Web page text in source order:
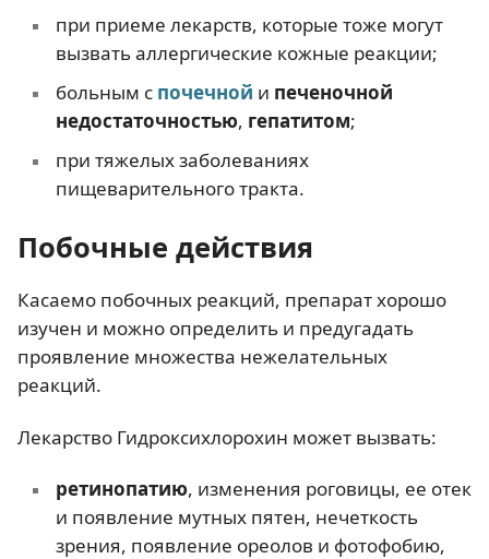
при приеме лекарств, которые тоже могут
вызвать аллергические кожные реакции;
больным с почечной и печеночной
недостаточностью, гепатитом;
при тяжелых заболеваниях
пищеварительного тракта.
Побочные действия
Касаемо побочных реакций, препарат хорошо
изучен и можно определить и предугадать
проявление множества нежелательных
реакций.
Лекарство Гидроксихлорохин может вызвать:
ретинопатию, изменения роговицы, ее отек
и появление мутных пятен, нечеткость
зрения, появление ореолов и фотофобию,